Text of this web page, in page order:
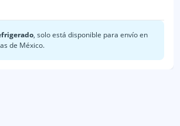
, solo está disponible para envío en
de México.